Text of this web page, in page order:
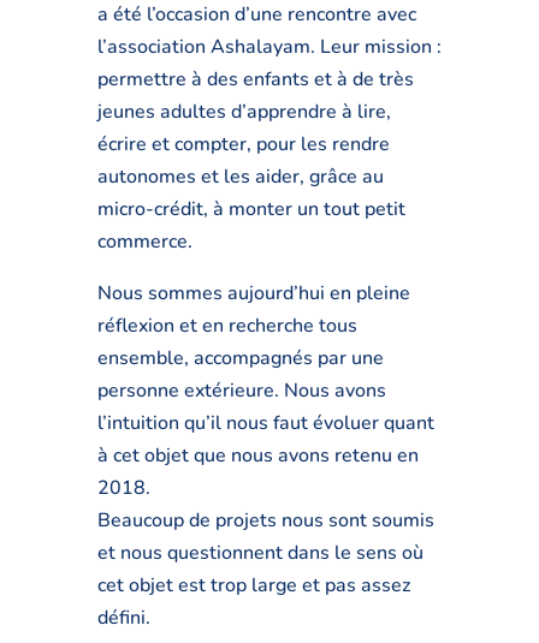
a été l’occasion d’une rencontre avec
l’association Ashalayam. Leur mission :
permettre à des enfants et à de très
jeunes adultes d’apprendre à lire,
écrire et compter, pour les rendre
autonomes et les aider, grâce au
micro-crédit, à monter un tout petit
commerce.
Nous sommes aujourd’hui en pleine
réflexion et en recherche tous
ensemble, accompagnés par une
personne extérieure. Nous avons
l’intuition qu’il nous faut évoluer quant
à cet objet que nous avons retenu en
2018.
Beaucoup de projets nous sont soumis
et nous questionnent dans le sens où
cet objet est trop large et pas assez
défini.